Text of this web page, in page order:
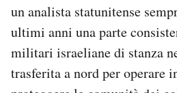
un analista statunitense
ultimi anni una parte
militari israeliane di stanza
trasferita a nord per operare